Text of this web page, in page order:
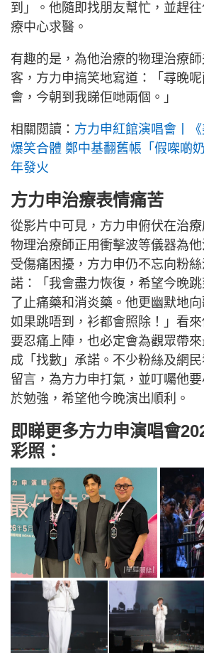
到」。他隨即找朋友幫忙，並趕
療中心求醫。
有趣的是，為他治療的物理治療
客，方力申搞笑地寫道：「尋晚
會，今朝到我睇佢哋兩個。」
相關閱讀： 方力申紅館演唱會丨
爆笑合體 鄭中基翻舊帳「假㗎啲
年發火
方力申治療表情痛苦
從影片中可見，方力申俯伏在治療
物理治療師正用衝擊波等儀器為
受傷痛困擾，方力申仍不忘向粉
諾：「我會盡力恢復，希望今晚
了止痛藥和消炎藥。他更幽默地
如果跳唔到，衫都會照除！」看
要忍痛上陣，也必定會為觀眾帶
成「找數」承諾。不少粉絲及網
留言，為方力申打氣，並叮囑他
於勉強，希望他今晚演出順利。
即睇更多方力申演唱會
彩照：